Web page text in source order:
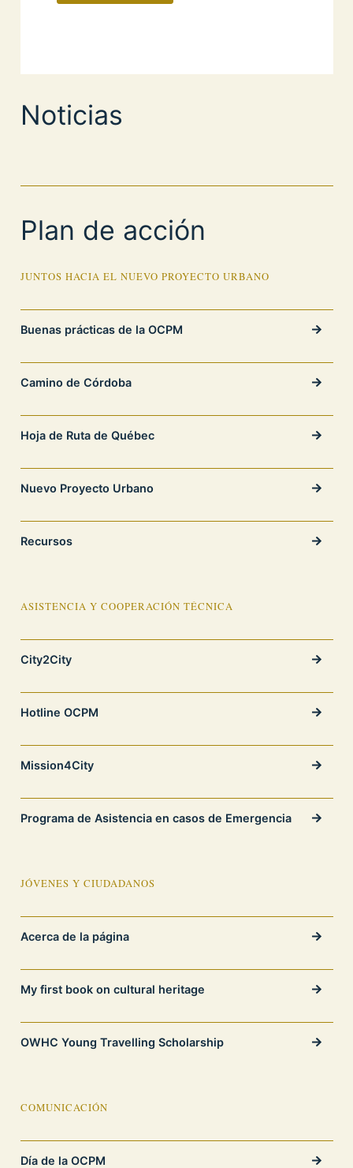
Noticias
Plan de acción
JUNTOS HACIA EL NUEVO PROYECTO URBANO
Buenas prácticas de la OCPM
Camino de Córdoba
Hoja de Ruta de Québec
Nuevo Proyecto Urbano
Recursos
ASISTENCIA Y COOPERACIÓN TÉCNICA
City2City
Hotline OCPM
Mission4City
Programa de Asistencia en casos de Emergencia
JÓVENES Y CIUDADANOS
Acerca de la página
My first book on cultural heritage
OWHC Young Travelling Scholarship
COMUNICACIÓN
Día de la OCPM